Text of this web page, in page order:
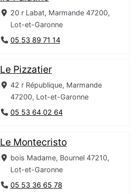
20 r Labat, Marmande 47200,
Lot-et-Garonne
05 53 89 71 14
Le Pizzatier
42 r République, Marmande
47200, Lot-et-Garonne
05 53 64 02 64
Le Montecristo
bois Madame, Bournel 47210,
Lot-et-Garonne
05 53 36 65 78